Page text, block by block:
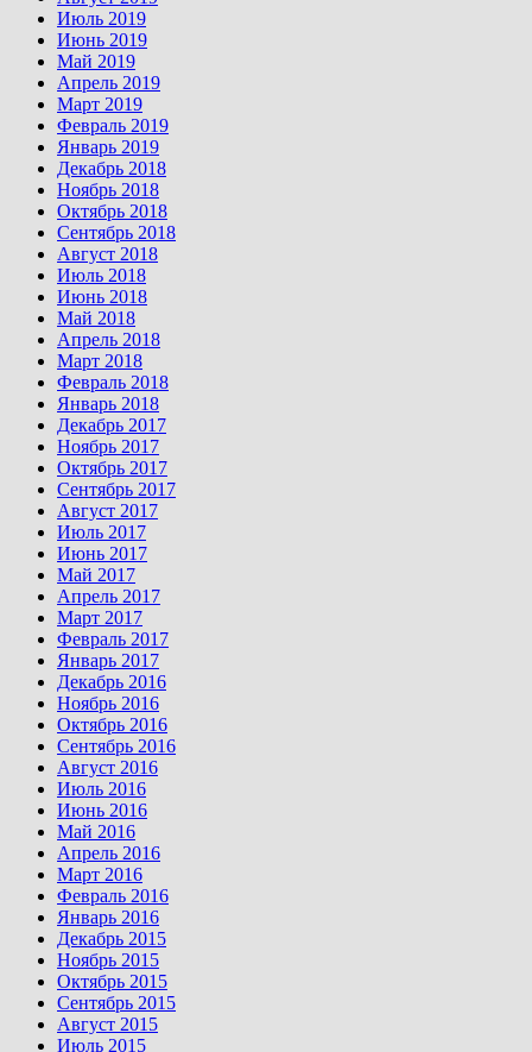
Июль 2019
Июнь 2019
Май 2019
Апрель 2019
Март 2019
Февраль 2019
Январь 2019
Декабрь 2018
Ноябрь 2018
Октябрь 2018
Сентябрь 2018
Август 2018
Июль 2018
Июнь 2018
Май 2018
Апрель 2018
Март 2018
Февраль 2018
Январь 2018
Декабрь 2017
Ноябрь 2017
Октябрь 2017
Сентябрь 2017
Август 2017
Июль 2017
Июнь 2017
Май 2017
Апрель 2017
Март 2017
Февраль 2017
Январь 2017
Декабрь 2016
Ноябрь 2016
Октябрь 2016
Сентябрь 2016
Август 2016
Июль 2016
Июнь 2016
Май 2016
Апрель 2016
Март 2016
Февраль 2016
Январь 2016
Декабрь 2015
Ноябрь 2015
Октябрь 2015
Сентябрь 2015
Август 2015
Июль 2015